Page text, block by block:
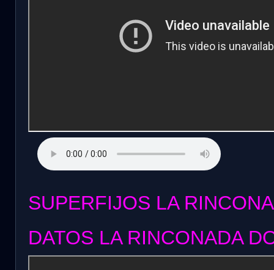
SUPERFIJOS LA
DATOS LA RINCONADA